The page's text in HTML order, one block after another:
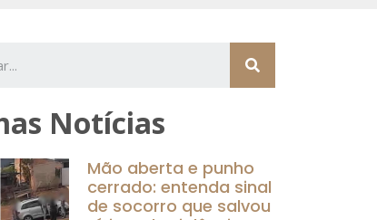
Notícias
Mão aberta e punho
cerrado: entenda sinal
de socorro que salvou